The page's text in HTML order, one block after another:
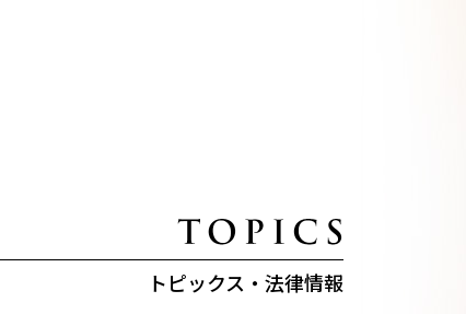
トピックス・法律情報